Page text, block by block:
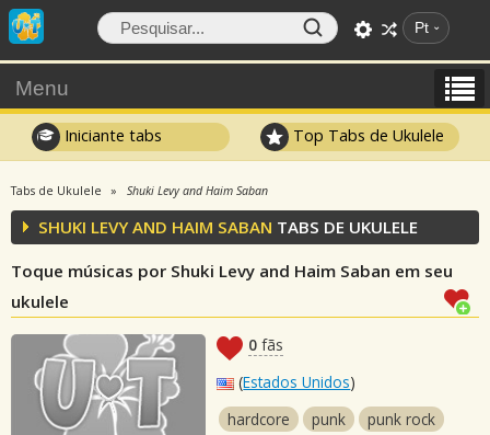
Pt
Menu
Iniciante tabs Top Tabs de Ukulele
Tabs de Ukulele Shuki Levy and Haim Saban
SHUKI LEVY AND HAIM SABAN TABS DE UKULELE
Toque músicas por Shuki Levy and Haim Saban em seu
ukulele
0 fãs
(Estados Unidos)
hardcore
punk
punk rock